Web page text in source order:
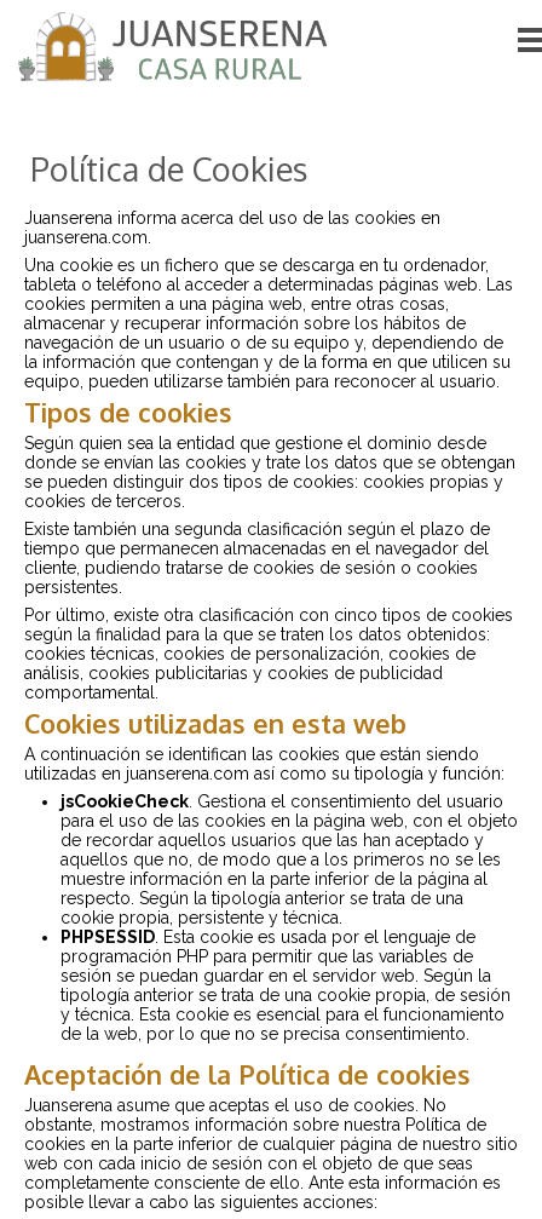
Política de Cookies
Juanserena informa acerca del uso de las cookies en
juanserena.com.
Una cookie es un fichero que se descarga en tu ordenador,
tableta o teléfono al acceder a determinadas páginas web. Las
cookies permiten a una página web, entre otras cosas,
almacenar y recuperar información sobre los hábitos de
navegación de un usuario o de su equipo y, dependiendo de
la información que contengan y de la forma en que utilicen su
equipo, pueden utilizarse también para reconocer al usuario.
Tipos de cookies
Según quien sea la entidad que gestione el dominio desde
donde se envían las cookies y trate los datos que se obtengan
se pueden distinguir dos tipos de cookies: cookies propias y
cookies de terceros.
Existe también una segunda clasificación según el plazo de
tiempo que permanecen almacenadas en el navegador del
cliente, pudiendo tratarse de cookies de sesión o cookies
persistentes.
Por último, existe otra clasificación con cinco tipos de cookies
según la finalidad para la que se traten los datos obtenidos:
cookies técnicas, cookies de personalización, cookies de
análisis, cookies publicitarias y cookies de publicidad
comportamental.
Cookies utilizadas en esta web
A continuación se identifican las cookies que están siendo
utilizadas en juanserena.com así como su tipología y función:
jsCookieCheck . Gestiona el consentimiento del usuario
para el uso de las cookies en la página web, con el objeto
de recordar aquellos usuarios que las han aceptado y
aquellos que no, de modo que a los primeros no se les
muestre información en la parte inferior de la página al
respecto. Según la tipología anterior se trata de una
cookie propia, persistente y técnica.
PHPSESSID . Esta cookie es usada por el lenguaje de
programación PHP para permitir que las variables de
sesión se puedan guardar en el servidor web. Según la
tipología anterior se trata de una cookie propia, de sesión
y técnica. Esta cookie es esencial para el funcionamiento
de la web, por lo que no se precisa consentimiento.
Aceptación de la Política de cookies
Juanserena asume que aceptas el uso de cookies. No
obstante, mostramos información sobre nuestra Política de
cookies en la parte inferior de cualquier página de nuestro sitio
web con cada inicio de sesión con el objeto de que seas
completamente consciente de ello. Ante esta información es
posible llevar a cabo las siguientes acciones: